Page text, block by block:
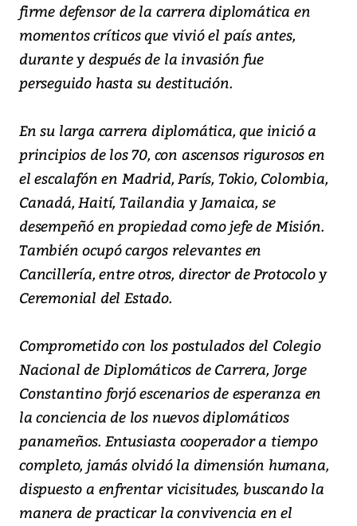
firme defensor de la carrera diplomática en
momentos críticos que vivió el país antes,
durante y después de la invasión fue
perseguido hasta su destitución.
En su larga carrera diplomática, que inició a
principios de los 70, con ascensos rigurosos en
el escalafón en Madrid, París, Tokio, Colombia,
Canadá, Haití, Tailandia y Jamaica, se
desempeñó en propiedad como jefe de Misión.
También ocupó cargos relevantes en
Cancillería, entre otros, director de Protocolo y
Ceremonial del Estado.
Comprometido con los postulados del Colegio
Nacional de Diplomáticos de Carrera, Jorge
Constantino forjó escenarios de esperanza en
la conciencia de los nuevos diplomáticos
panameños. Entusiasta cooperador a tiempo
completo, jamás olvidó la dimensión humana,
dispuesto a enfrentar vicisitudes, buscando la
manera de practicar la convivencia en el